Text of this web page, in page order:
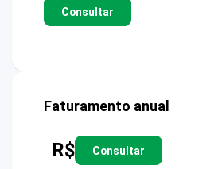
Consultar
Faturamento anual
R$ Consultar